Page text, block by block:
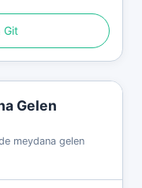
Git
Gelen
meydana gelen